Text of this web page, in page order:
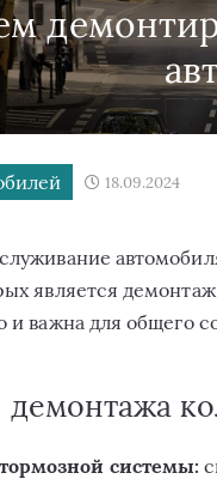
18.09.2024
является
и важна для общего
системы: